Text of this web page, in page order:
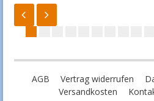
AGB Vertrag widerrufen
Versandkosten